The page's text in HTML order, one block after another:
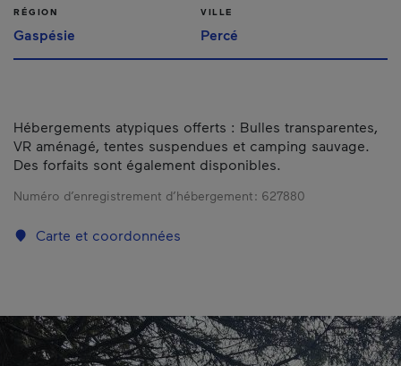
RÉGION
Gaspésie
VILLE
Percé
Hébergements atypiques offerts : Bulles transparentes,
VR aménagé, tentes suspendues et camping sauvage.
Des forfaits sont également disponibles.
Numéro d’enregistrement d’hébergement : 627880
Carte et coordonnées